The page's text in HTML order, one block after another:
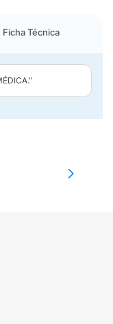
Ficha Técnica